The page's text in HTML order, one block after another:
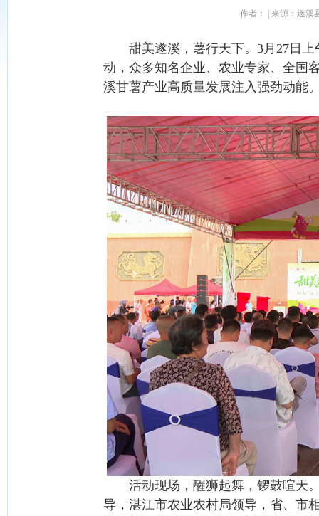
作者： | 来源：遂溪
甜美遂溪，薯行天下。3月27日上
动，众多知名企业、农业专家、全国
溪甘薯产业高质量发展注入强劲动能
活动现场，醒狮起舞，锣鼓喧天。
导，湛江市农业农村局领导，省、市